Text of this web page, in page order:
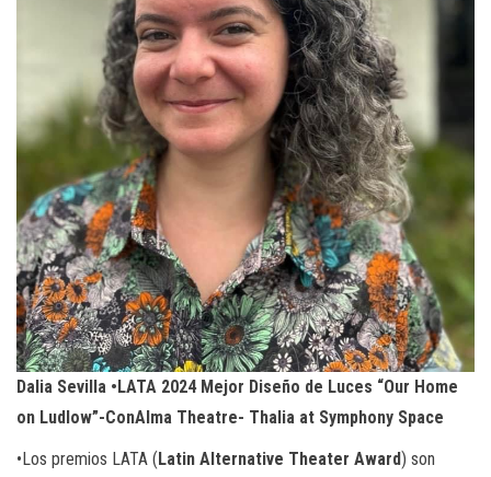
Dalia Sevilla •LATA 2024 Mejor Diseño de Luces “Our Home
on Ludlow”-ConAlma Theatre- Thalia at Symphony Space
•Los premios LATA ( Latin Alternative Theater Award) son